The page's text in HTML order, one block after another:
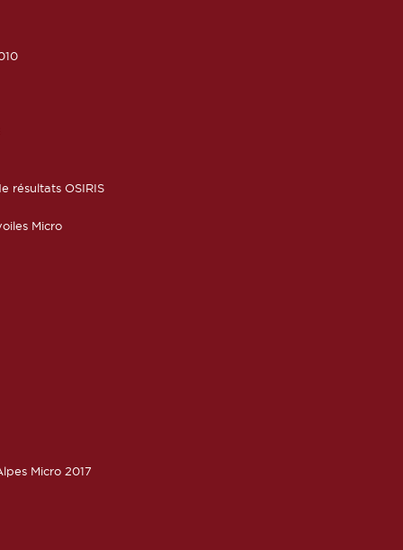
résultats OSIRIS
Micro
Micro 2017